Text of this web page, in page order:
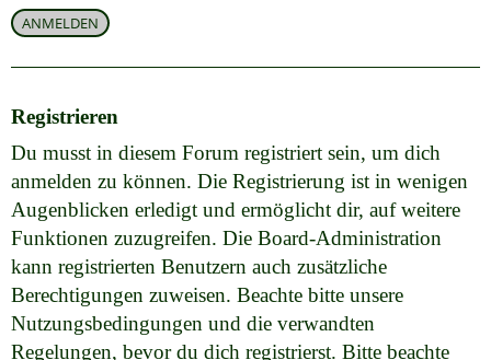
Registrieren
Du musst in diesem Forum registriert sein, um dich
anmelden zu können. Die Registrierung ist in wenigen
Augenblicken erledigt und ermöglicht dir, auf weitere
Funktionen zuzugreifen. Die Board-Administration
kann registrierten Benutzern auch zusätzliche
Berechtigungen zuweisen. Beachte bitte unsere
Nutzungsbedingungen und die verwandten
Regelungen, bevor du dich registrierst. Bitte beachte